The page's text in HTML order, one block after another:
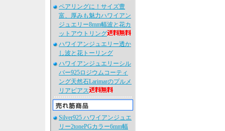
ペアリングに！サイズ豊
富、厚みも魅力ハワイアン
ジュエリー8mm幅波と花カ
ットアウトリング
ハワイアンジュエリー透か
し波と花トーリング
ハワイアンジュエリーシル
バー925ロジウムコーティ
ング天然石Larimarのプルメ
リアピアス
Silver925 ハワイアンジュエ
リー2tonePGカラー6mm幅